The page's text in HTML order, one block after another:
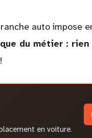
auto impose
du métier :
en voiture.